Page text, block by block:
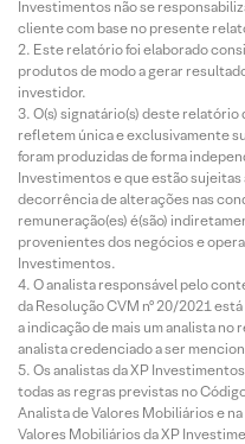
Investimentos não se
cliente com base no presente
Este relatório foi elaborado
produtos de modo a gerar
investidor.
O(s) signatário(s) deste relatório
refletem única e exclusivamente
foram produzidas de forma
Investimentos e que estão
decorrência de alterações nas
remuneração(es) é(são)
provenientes dos negócios e
Investimentos.
O analista responsável pelo
da Resolução CVM nº 20/2021
a indicação de mais um analista
analista credenciado a ser
Os analistas da XP
todas as regras previstas no
Analista de Valores Mobiliários e
Valores Mobiliários da XP